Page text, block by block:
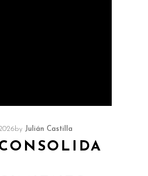
by Julián Castilla